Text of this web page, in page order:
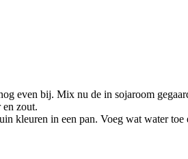
even bij. Mix nu de in sojaroom
en zout.
kleuren in een pan. Voeg wat water